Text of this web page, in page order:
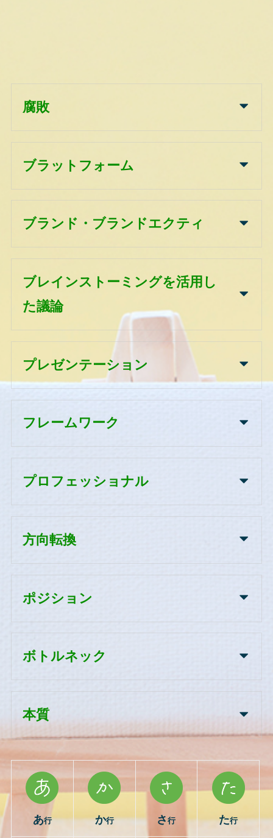
腐敗
ブラットフォーム
ブランド・ブランドエクティ
ブレインストーミングを活用し
た議論
プレゼンテーション
フレームワーク
プロフェッショナル
方向転換
ポジション
ボトルネック
本質
あ行 か行 さ行 た行